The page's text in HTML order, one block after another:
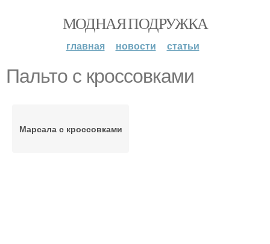
МОДНАЯ ПОДРУЖКА
главная новости статьи
Пальто с кроссовками
Марсала с кроссовками